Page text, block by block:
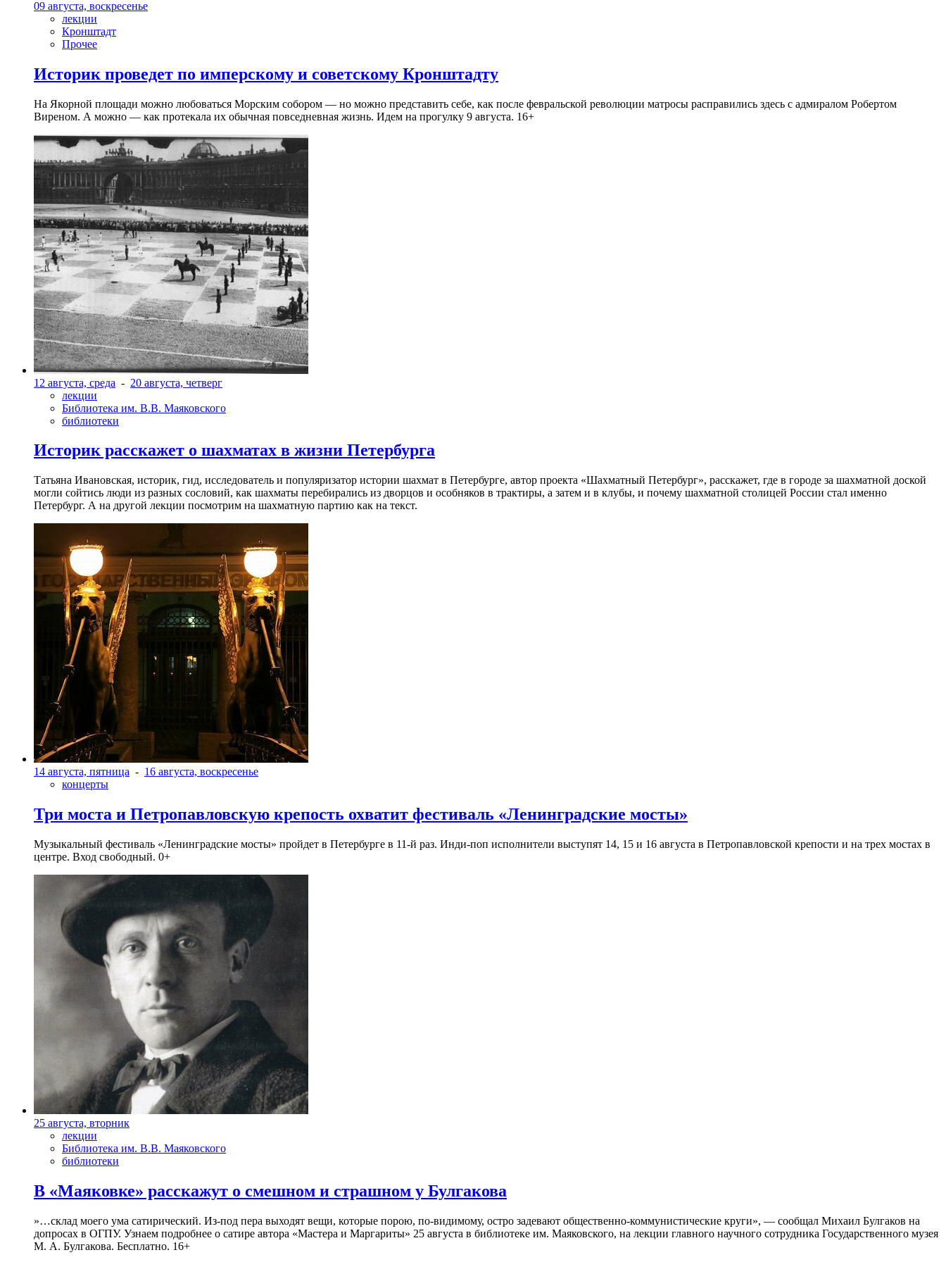
09 августа, воскресенье
лекции
Кронштадт
Прочее
Историк проведет по имперскому и советскому Кронштадту
На Якорной площади можно любоваться Морским собором — но можно представить себе, как после февральской революции матросы расправились здесь с адмиралом Робертом
Виреном. А можно — как протекала их обычная повседневная жизнь. Идем на прогулку 9 августа. 16+
12 августа, среда - 20 августа, четверг
лекции
Библиотека им. В.В. Маяковского
библиотеки
Историк расскажет о шахматах в жизни Петербурга
Татьяна Ивановская, историк, гид, исследователь и популяризатор истории шахмат в Петербурге, автор проекта «Шахматный Петербург», расскажет, где в городе за шахматной доской
могли сойтись люди из разных сословий, как шахматы перебирались из дворцов и особняков в трактиры, а затем и в клубы, и почему шахматной столицей России стал именно
Петербург. А на другой лекции посмотрим на шахматную партию как на текст.
14 августа, пятница - 16 августа, воскресенье
концерты
Три моста и Петропавловскую крепость охватит фестиваль «Ленинградские мосты»
Музыкальный фестиваль «Ленинградские мосты» пройдет в Петербурге в 11-й раз. Инди-поп исполнители выступят 14, 15 и 16 августа в Петропавловской крепости и на трех мостах в
центре. Вход свободный. 0+
25 августа, вторник
лекции
Библиотека им. В.В. Маяковского
библиотеки
В «Маяковке» расскажут о смешном и страшном у Булгакова
»…склад моего ума сатирический. Из-под пера выходят вещи, которые порою, по-видимому, остро задевают общественно-коммунистические круги», — сообщал Михаил Булгаков на
допросах в ОГПУ. Узнаем подробнее о сатире автора «Мастера и Маргариты» 25 августа в библиотеке им. Маяковского, на лекции главного научного сотрудника Государственного музея
М. А. Булгакова. Бесплатно. 16+